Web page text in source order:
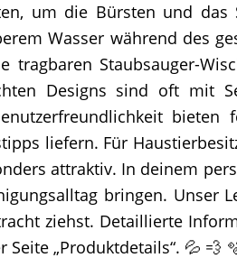
um die Bürsten und
Wasser während des
tragbaren Staubsauger-
Designs sind oft mit
bieten
liefern. Für
attraktiv. In deinem
bringen. Unser
ziehst. Detaillierte
„Produktdetails“. 💦 💨